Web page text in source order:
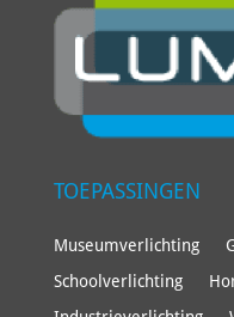
TOEPASSINGEN
Museumverlichting
Schoolverlichting